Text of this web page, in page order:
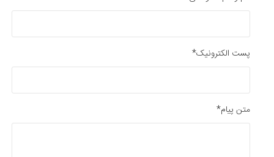
پست الکترونیک*
متن پیام*